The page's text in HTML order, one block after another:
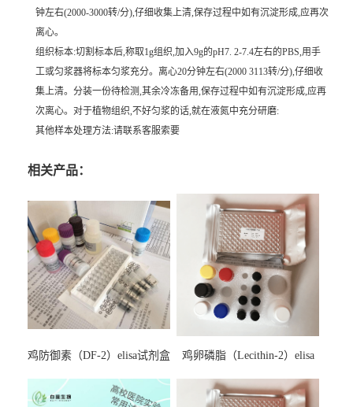
钟左右(2000-3000转/分),仔细收集上清,保存过程中如有沉淀形成,应再次
离心。
组织标本:切割标本后,称取1g组织,加入9g的pH7. 2-7.4左右的PBS,用手
工或匀浆器将标本匀浆充分。离心20分钟左右(2000 3113转/分),仔细收
集上清。分装一份待检测,其余冷冻备用,保存过程中如有沉淀形成,应再
次离心。对于植物组织,不好匀浆的话,就在液氮中充分研磨:
其他样本处理方法:请联系客服索要
相关产品：
鸡防御素（DF-2）elisa试剂盒
鸡卵磷脂（Lecithin-2）elisa